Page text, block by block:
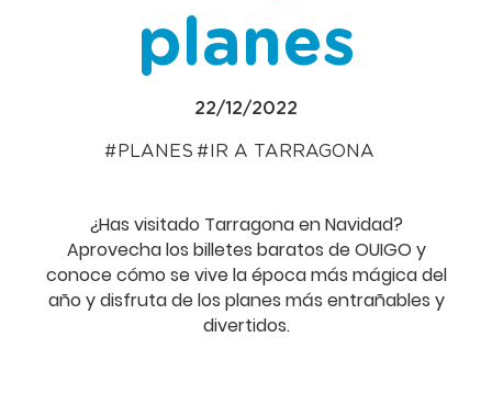
planes
22/12/2022
PLANES IR A TARRAGONA
¿Has visitado Tarragona en Navidad?
Aprovecha los billetes baratos de OUIGO y
conoce cómo se vive la época más mágica del
año y disfruta de los planes más entrañables y
divertidos.